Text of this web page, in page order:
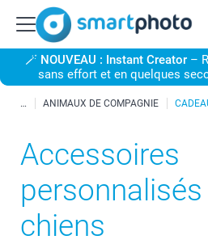
🪄 NOUVEAU : Instant Creator–
sans effort et en quelques
ANIMAUX DE COMPAGNIE
Accessoires
chiens